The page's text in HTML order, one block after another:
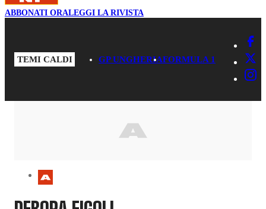
ABBONATI ORALEGGI LA RIVISTA
TEMI CALDI GP UNGHERIAFORMULA 1